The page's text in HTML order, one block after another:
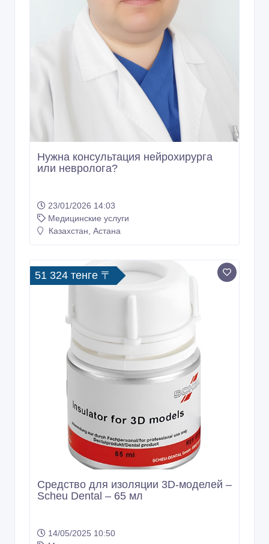
Нужна консультация нейрохирурга
или невролога?
23/01/2026 14:03
Медицинские услуги
Казахстан, Астана
51 324 тенге 〒
Средство для изоляции 3D-моделей –
Scheu Dental – 65 мл
14/05/2025 10:50